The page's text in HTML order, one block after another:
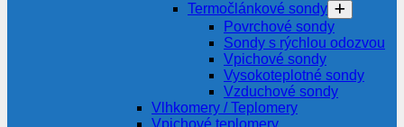
Termočlánkové sondy
Povrchové sondy
Sondy s rýchlou odozvou
Vpichové sondy
Vysokoteplotné sondy
Vzduchové sondy
Vlhkomery / Teplomery
Vpichové teplomery